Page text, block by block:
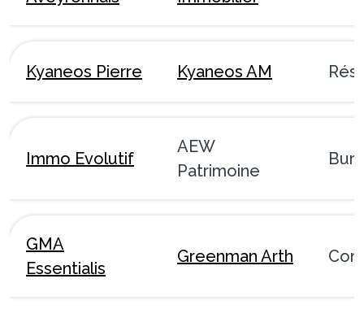
Kyaneos Pierre Kyaneos AM
Immo Evolutif
AEW
Patrimoine
GMA
Essentialis
Greenman Arth